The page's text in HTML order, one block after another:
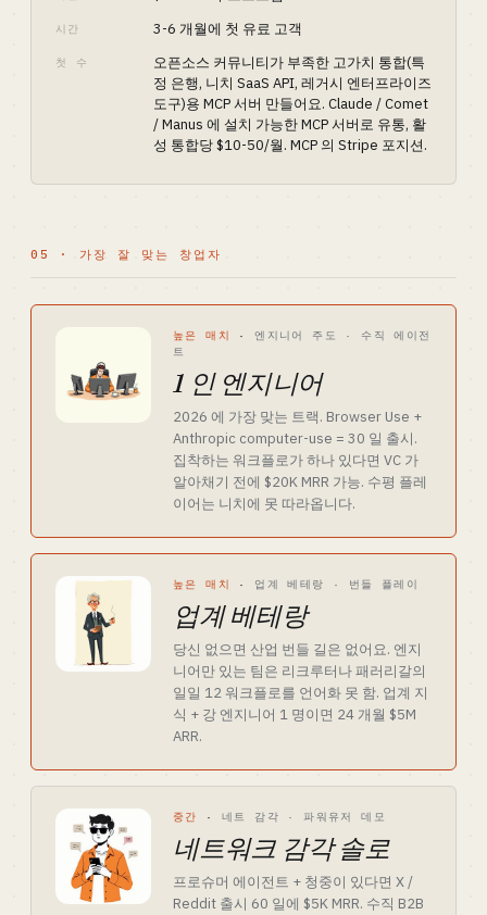
시간 3-6 개월에 첫 유료 고객
첫 수
오픈소스 커뮤니티가 부족한 고가치 통합(특
정 은행, 니치 SaaS API, 레거시 엔터프라이즈
도구)용 MCP 서버 만들어요. Claude / Comet
/ Manus 에 설치 가능한 MCP 서버로 유통, 활
성 통합당 $10-50/월. MCP 의 Stripe 포지션.
05 · 가장 잘 맞는 창업자
높은 매치 ·엔지니어 주도 · 수직 에이전
트
1 인 엔지니어
2026 에 가장 맞는 트랙. Browser Use +
Anthropic computer-use = 30 일 출시.
집착하는 워크플로가 하나 있다면 VC 가
알아채기 전에 $20K MRR 가능. 수평 플레
이어는 니치에 못 따라옵니다.
높은 매치 · 업계 베테랑 · 번들 플레이
업계 베테랑
당신 없으면 산업 번들 길은 없어요. 엔지
니어만 있는 팀은 리크루터나 패러리갈의
일일 12 워크플로를 언어화 못 함. 업계 지
식 + 강 엔지니어 1 명이면 24 개월 $5M
ARR.
중간 ·네트 감각 · 파워유저 데모
네트워크 감각 솔로
프로슈머 에이전트 + 청중이 있다면 X /
Reddit 출시 60 일에 $5K MRR. 수직 B2B